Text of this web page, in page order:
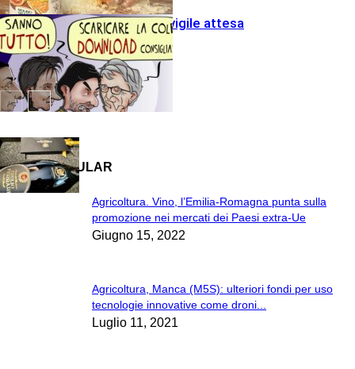
Varie
satira
Tachipirina e vigile attesa
MOST POPULAR
Agricoltura. Vino, l’Emilia-Romagna punta sulla
promozione nei mercati dei Paesi extra-Ue
Giugno 15, 2022
Agricoltura, Manca (M5S): ulteriori fondi per uso
tecnologie innovative come droni...
Luglio 11, 2021